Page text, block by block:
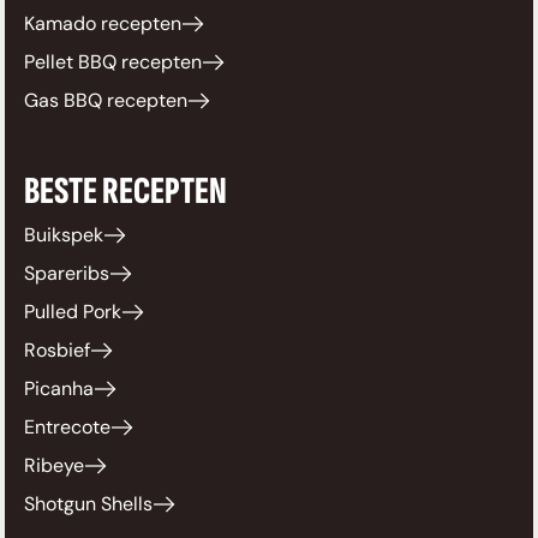
Kamado recepten
Pellet BBQ recepten
Gas BBQ recepten
BESTE RECEPTEN
Buikspek
Spareribs
Pulled Pork
Rosbief
Picanha
Entrecote
Ribeye
Shotgun Shells